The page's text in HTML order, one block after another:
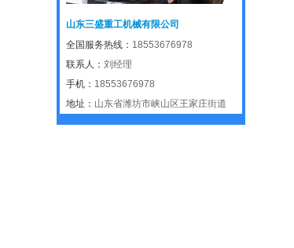
山东三盛重工机械有限公司
全国服务热线： 18553676978
联系人： 刘经理
手机： 18553676978
地址： 山东省潍坊市峡山区王家庄街道